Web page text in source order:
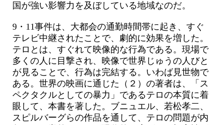
国が強い影響力を及ぼしている地域なのだ。
9・11事件は、大都会の通勤時間帯に起き、すぐ
テレビ中継されたことで、劇的に効果を増した。
テロとは、すぐれて映像的な行為である。現場で
多くの人に目撃され、映像で世界じゅうの人びと
が見ることで、行為は完結する。いわば見世物で
ある。世界の映画に通じた（２）の著者は、「ス
ペクタクルとしての暴力」であるテロの本質に着
眼して、本書を著した。ブニュエル、若松孝二、
スピルバーグらの作品を通して、テロの問題が内